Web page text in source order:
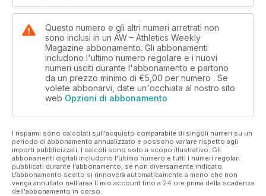
Questo numero e gli altri numeri arretrati non
sono inclusi in un AW – Athletics Weekly
Magazine abbonamento. Gli abbonamenti
includono l'ultimo numero regolare e i nuovi
numeri usciti durante l'abbonamento e partono
da un prezzo minimo di €5,00 per numero . Se
volete abbonarvi, date un'occhiata al nostro sito
web Opzioni di abbonamento
I risparmi sono calcolati sull'acquisto comparabile di singoli numeri su un
periodo di abbonamento annualizzato e possono variare rispetto agli
importi pubblicizzati. I calcoli sono solo a scopo illustrativo. Gli
abbonamenti digitali includono l'ultimo numero e tutti i numeri regolari
pubblicati durante l'abbonamento, se non diversamente indicato.
L'abbonamento scelto si rinnoverà automaticamente a meno che non
venga annullato nell'area Il mio account fino a 24 ore prima della scadenza
dell'abbonamento in corso.